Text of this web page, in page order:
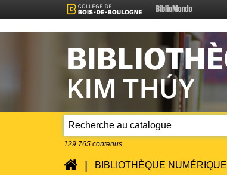
129 765 contenus
Accueil
BIBLIOTHÈQUE NUMÉRIQUE